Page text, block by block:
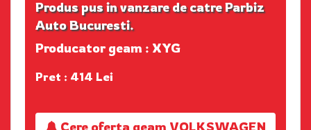
Produs pus in vanzare de catre Parbiz
Auto Bucuresti.
Producator geam : XYG
Pret : 414 Lei
Cere oferta geam VOLKSWAGEN